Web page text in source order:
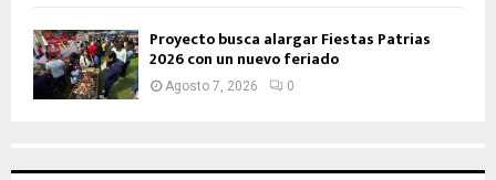
Proyecto busca alargar Fiestas Patrias
2026 con un nuevo feriado
Agosto 7, 2026 0